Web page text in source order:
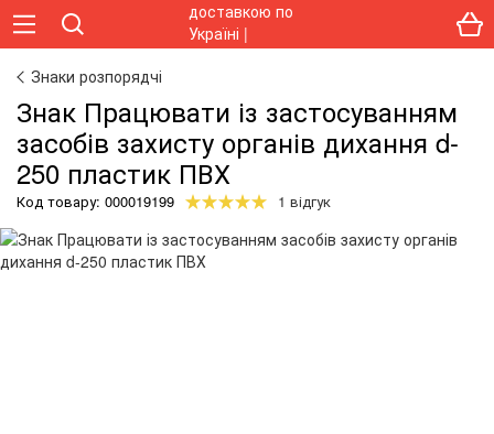
Знаки розпорядчі
Знак Працювати із застосуванням
засобів захисту органів дихання d-
250 пластик ПВХ
Код товару: 000019199 1 відгук